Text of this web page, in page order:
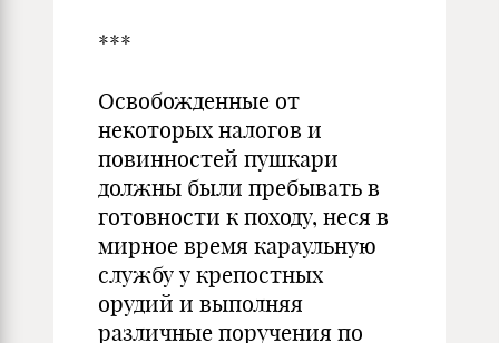
***
Освобожденные от
некоторых налогов и
повинностей пушкари
должны были пребывать в
готовности к походу, неся в
мирное время караульную
службу у крепостных
орудий и выполняя
различные поручения по